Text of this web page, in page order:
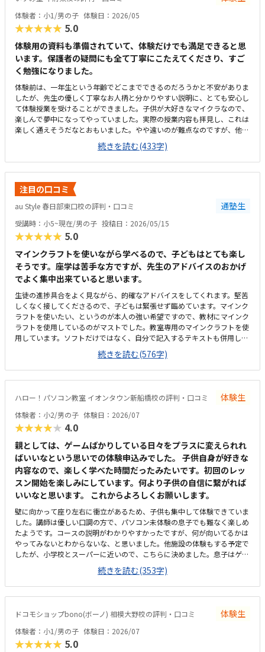
体験者：小1/男の子 体験日：2026/05
★★★★★ 5.0
体験用の資料も準備されていて、体験だけでも満足できると思
います。保護者の疑問にも全て丁寧にこたえてくださり、すご
く勉強になりました。
体験前は、一年生という年齢でどこまでできるのだろうかと不安がありま
したが、先生の優しく丁寧なお人柄と分かりやすい説明に、とても安心し
て体験授業を受けることができました。子供が大好きなマイクラなので、
楽しんで夢中になってやっていました。実際の授業内容も拝見し、これは
楽しく通えそうだなとおもいました。やや遠いのが難点なのですが、他の
生徒さんも遠くから通われてる方が多いようで、通いにくさがあっても通
わせたい教室の良さがあるのだろうなと感じました。教室は広くて、綺麗
でした。自習環境も整っていて、仕切られてもいるけれど、目が届くよう
な開放的な作りでもあり、考えられた環境だなと感じました。他のプログ
ラミング教室は月2回のところが多かったので、月謝としてみるとやや高
いようにも見受けられましたが、先生がつきっきりで教えてくださるの
で、内容から考えると安いのではと思いました。達成感を感じられるよう
いました。
続きを読む(433字)
注目の口コミ
au Style 春日部東口校の評判・口コミ 通塾生
受講時：小5~現在/男の子 投稿日：2026/05/15
★★★★★ 5.0
マインクラフトを使いながら学べるので、子どもはとても楽し
そうです。座学は苦手な方ですが、先生のアドバイスのおかげ
でよく集中出来ていると思います。
生徒の進捗具合をよく見ながら、的確なアドバイスをしてくれます。堅苦
しくなく接してくださるので、子どもは緊張せず臨めています。マインク
ラフトを使いたい、というのが本人の強い希望ですので、教材にマインク
ラフトを使用しているのがマストでした。教室専用のマインクラフトを使
用しています。ソフトだけではなく、自分で記入するテキストも併用して
おり、参加度を高めているように感じられます。授業内容は、パソコン教
室でよくある放ったらかしではなく、マンツーマンでお互いに確認しなが
ら進めているのでとても生徒に寄り添っていると思います。自宅から自転
車でも車でも行ける距離で、駅の近くなので明るく、安心な場所にありま
す。車でも提携駐車場があるので、悪天候の時でも心配なさそうです。au
ショップの片隅を使用していますが、明るく窓際なので閉塞感はなく、静
かすぎでもないので、緊張せずに集中できています。マインクラフトのソ
フトやパソコンのメンテナンスも含めて考えると、安くはないものの高く
はないと思います。開講したばかりなのでまだ生徒が埋まっておらず、時
間割の融通が利くのが助かります。先生は2人在籍されていますが、お二
人とも若く、子どもは親しみやすいようです。夏休みの自由研究に使える
か尋ねたところ、具体的な例を教えてくださりとても参考になりました。
いまのところ見当たりません。
続きを読む(576字)
ハロー！パソコン教室 イオンタウン新船橋校の評判・口コミ 体験生
体験者：小2/男の子 体験日：2026/07
★★★★★ 4.0
親としては、ゲームばかりしている日々をプラスに変えられれ
ばいいなという思いでの体験申込みでした。 子供自身が好きな
内容なので、楽しく学べた時間だったみたいです。初回のレッ
スン開始を楽しみにしています。何より子供の自信に繋がれば
いいなと思います。 これからよろしくお願いします。
壁に向かって座り左右に衝立があるため、子供も集中して体験できていま
した。講師は優しい口調の方で、パソコン未体験の息子でも難なく楽しめ
たようです。コースの説明がわかりやすかったですが、何が向いてるかは
やってみないとわからないな、と思いました。他施設の体験もする予定で
したが、小学校とスーパーに近いので、こちらに決めました。息子はゲー
ミングチェアに初めて座れて嬉しかったようです。開放的というよりは、
落ち着いて楽しめるところが、息子には合っていそうです。少し高いなと
いう印象ですが、自宅のパソコンからも利用できるとの事なので、やる気
次第では納得できそうだなと思いました。日頃はSwitchで、マイクラやぽ
こあポケモンで建築を楽しんでいます。担当の方と相談して今回のコース
が向いてるんじゃないかと勧められました。
続きを読む(353字)
ドコモショップbono(ボーノ) 相模大野校の評判・口コミ 体験生
体験者：小1/男の子 体験日：2026/07
★★★★★ 5.0